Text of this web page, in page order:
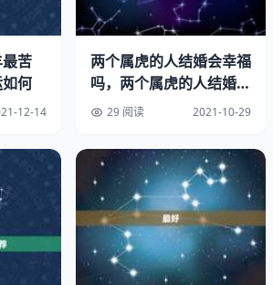
休息。譬如：家、宏、宇、宜、宛、
。但‘宇’字有‘牢’。执著之意，慎用
根，牛在田野，吃草或耕田，都适得其
或勤劳耕田，尽其本分，任劳任怨，忍
如：甲、由、申、甸、男、界、毕、
味牛拉车，有升格为马之意。牛拉车虽
是认命，不负所托，完成任务。受到主
有担当的牛，有表现的机会。如：车、
（6）有‘禾’、‘叔’‘寂’‘麦’‘火’‘豆’的字
之主粮，肖牛者名字中有以上诸字根，
吃穿，这辈子不穷了…（1）有‘草’字部
苦
何
12-14
两个属虎的人结婚会幸福
吗，两个属虎的人结婚后
果 29 阅读 2021-10-29